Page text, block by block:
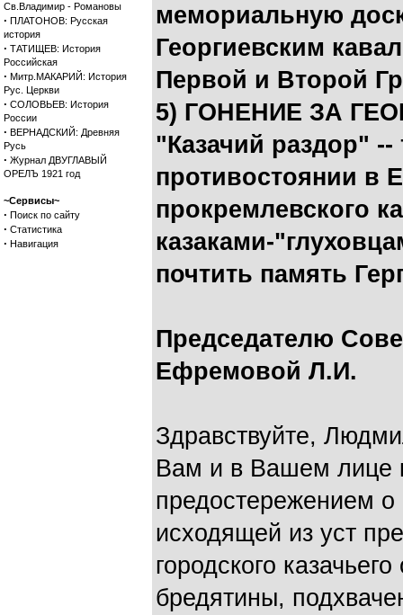
Св.Владимир - Романовы
· ПЛАТОНОВ: Русская
история
· ТАТИЩЕВ: История
Российская
· Митр.МАКАРИЙ: История
Рус. Церкви
· СОЛОВЬЕВ: История
России
· ВЕРНАДСКИЙ: Древняя
Русь
· Журнал ДВУГЛАВЫЙ
ОРЕЛЪ 1921 год
~Сервисы~
· Поиск по сайту
· Статистика
· Навигация
мемориальную
Георгиевским
Первой и Второй
5) ГОНЕНИЕ ЗА
"Казачий раздор" --
противостоянии в
прокремлевского
казаками-
почтить память
Председателю
Ефремовой Л.И.
Здравствуйте,
Вам и в Вашем лице
предостережением
исходящей из уст
городского
бредятины,